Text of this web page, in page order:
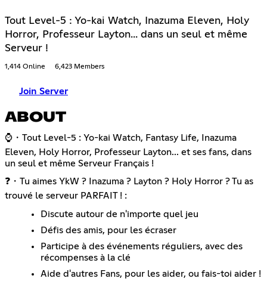
Tout Level-5 : Yo-kai Watch, Inazuma Eleven, Holy
Horror, Professeur Layton... dans un seul et même
Serveur !
1,414 Online 6,423 Members
Join Server
ABOUT
⌚・Tout Level-5 : Yo-kai Watch, Fantasy Life, Inazuma
Eleven, Holy Horror, Professeur Layton... et ses fans, dans
un seul et même Serveur Français !
❓・Tu aimes YkW ? Inazuma ? Layton ? Holy Horror ? Tu as
trouvé le serveur PARFAIT ! :
Discute autour de n'importe quel jeu
Défis des amis, pour les écraser
Participe à des événements réguliers, avec des
récompenses à la clé
Aide d'autres Fans, pour les aider, ou fais-toi aider !